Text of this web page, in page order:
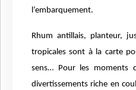
l’embarquement.
Rhum antillais, planteur,
tropicales sont à la carte
sens… Pour les moments
divertissements riche en